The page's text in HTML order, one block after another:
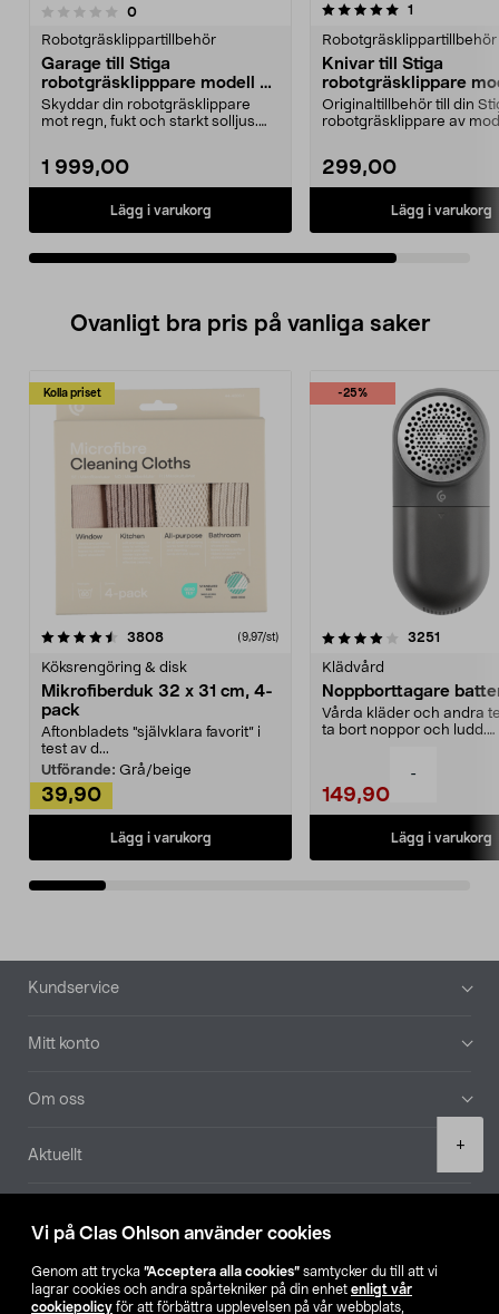
Vi på Clas Ohlson använder cookies
Genom att trycka ”Acceptera alla cookies” samtycker du till att vi
lagrar cookies och andra spårtekniker på din enhet enligt vår
cookiepolicy för att förbättra upplevelsen på vår webbplats,
-
+
0recensioner
Robotgräsklippartillbehör
Garage till Stiga
robotgräsklipppare modell A
och G
Skyddar din robotgräsklippare
mot regn, fukt och starkt solljus.
1 999,00
Lägg i varukorg
5.0av 5 stjärnor 1
Robotgräsklippartillbehör
Knivar till Stiga
robotgräsklippare
och A, 12-pack
Originaltillbehör till din
robotgräsklippare av
299,00
Lägg i varukorg
Ovanligt bra pris på vanliga saker
Kolla priset
3808recensioner (9,97/st)
Köksrengöring & disk
Mikrofiberduk 32 x 31 cm, 4-
pack
Aftonbladets "självklara favorit” i
test av d...
Utförande: Grå/beige
39,90
Lägg i varukorg
-25%
4.0av 5 stjärnor 3251
Klädvård
Noppborttagare
Vårda kläder och andra
ta bort noppor och ludd.
149,90
Lägg i varukorg
4.5av 5 stjärnor
Sidfot
Kundservice
Mitt konto
Om oss
Aktuellt
Hitta butik